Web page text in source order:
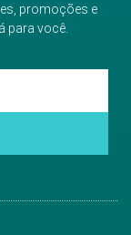
promoções e
para você.